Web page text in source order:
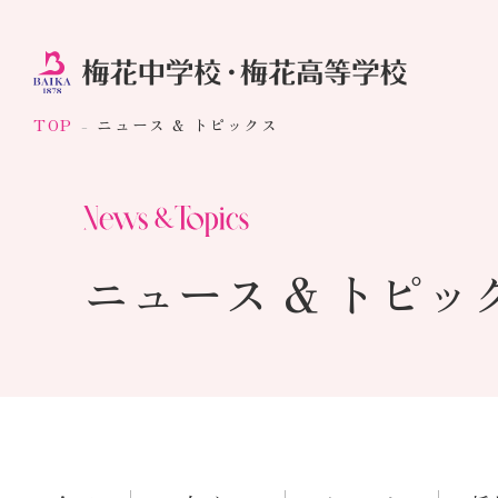
TOP ニュース & トピックス
ニュース & トピッ